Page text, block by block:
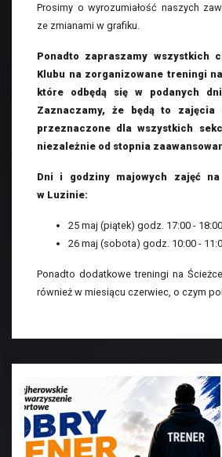
Prosimy o wyrozumiałość naszych
ze zmianami w grafiku.
Ponadto zapraszamy wszystkich
Klubu na zorganizowane treningi
które odbędą się w podanych
Zaznaczamy, że będą to zajęcia
przeznaczone dla wszystkich
niezależnie od stopnia
Dni i godziny majowych zajęć
w Luzinie:
25 maj (piątek) godz. 17:00 - 18:00
26 maj (sobota) godz. 10:00 -
Ponadto dodatkowe treningi na
również w miesiącu czerwiec, o czym